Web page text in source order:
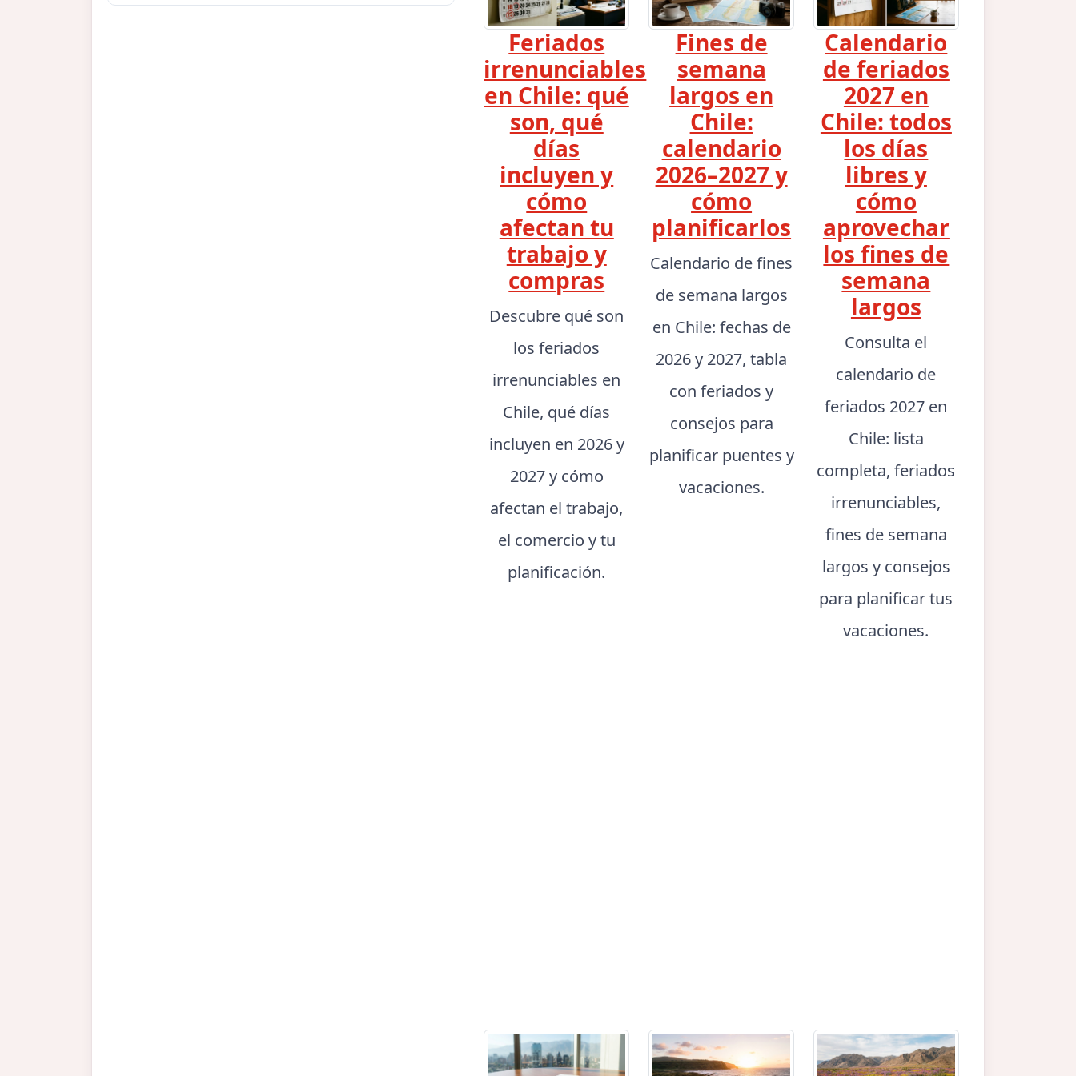
Feriados
irrenunciables
en Chile: qué
son, qué
días
incluyen y
cómo
afectan tu
trabajo y
compras
Descubre qué son
los feriados
irrenunciables en
Chile, qué días
incluyen en 2026 y
2027 y cómo
afectan el trabajo,
el comercio y tu
planificación.
Fines de
semana
largos en
Chile:
calendario
2026–2027 y
cómo
planificarlos
Calendario de fines
de semana largos
en Chile: fechas de
2026 y 2027, tabla
con feriados y
consejos para
planificar puentes y
vacaciones.
Calendario
de feriados
2027 en
Chile: todos
los días
libres y
cómo
aprovechar
los fines de
semana
largos
Consulta el
calendario de
feriados 2027 en
Chile: lista
completa, feriados
irrenunciables,
fines de semana
largos y consejos
para planificar tus
vacaciones.